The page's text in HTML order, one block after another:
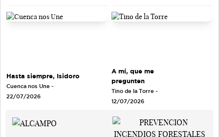
Hasta siempre, Isidoro
Cuenca nos Une -
22/07/2026
A mí, que me
pregunten
Tino de la Torre -
12/07/2026